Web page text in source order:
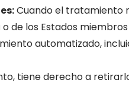
Cuando el tratamiento
de los Estados
automatizado,
tiene derecho a